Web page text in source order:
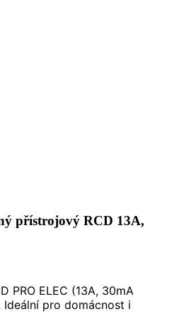
přístrojový RCD 13A,
PRO ELEC (13A, 30mA
Ideální pro domácnost i